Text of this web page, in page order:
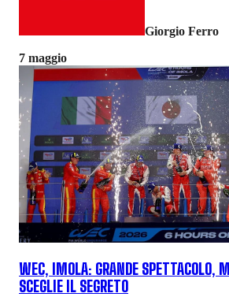
Giorgio Ferro
7 maggio
WEC, IMOLA: GRANDE SPETTACOLO,
SCEGLIE IL SEGRETO